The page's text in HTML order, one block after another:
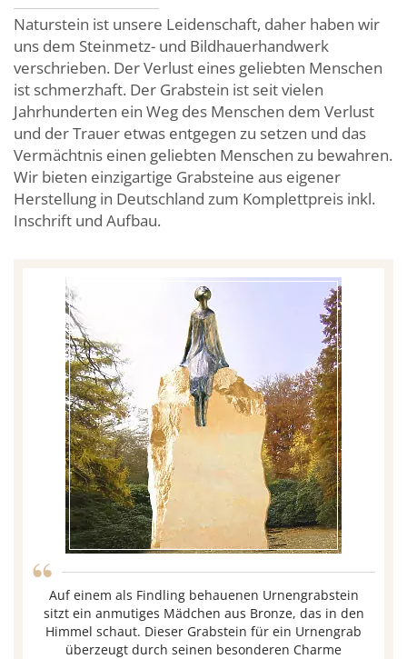
Naturstein ist unsere Leidenschaft, daher haben wir
uns dem Steinmetz- und Bildhauerhandwerk
verschrieben. Der Verlust eines geliebten Menschen
ist schmerzhaft. Der Grabstein ist seit vielen
Jahrhunderten ein Weg des Menschen dem Verlust
und der Trauer etwas entgegen zu setzen und das
Vermächtnis einen geliebten Menschen zu bewahren.
Wir bieten einzigartige Grabsteine aus eigener
Herstellung in Deutschland zum Komplettpreis inkl.
Inschrift und Aufbau.
“Auf einem als Findling behauenen Urnengrabstein
sitzt ein anmutiges Mädchen aus Bronze, das in den
Himmel schaut. Dieser Grabstein für ein Urnengrab
überzeugt durch seinen besonderen Charme